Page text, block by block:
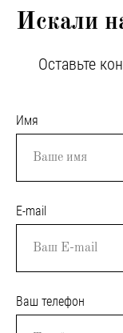
Искали
Оставьте
Имя
E-mail
Ваш телефон